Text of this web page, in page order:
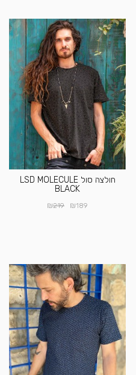
חולצה סול LSD MOLECULE
BLACK
₪189
₪219